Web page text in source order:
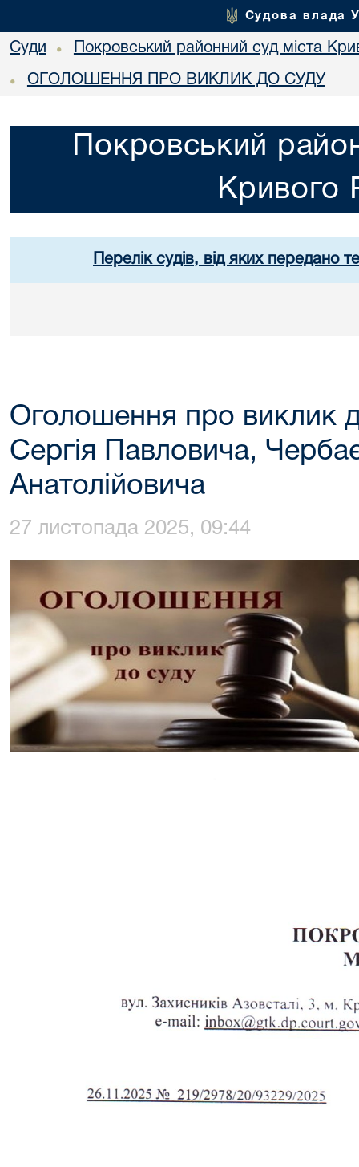
Судова влада
Суди • Покровський районний суд міста
• ОГОЛОШЕННЯ ПРО ВИКЛИК ДО СУДУ
Покровський
Кривого
Перелік судів, від яких передано
Оголошення про виклик
Сергія Павловича,
Анатолійовича
27 листопада 2025, 09:44